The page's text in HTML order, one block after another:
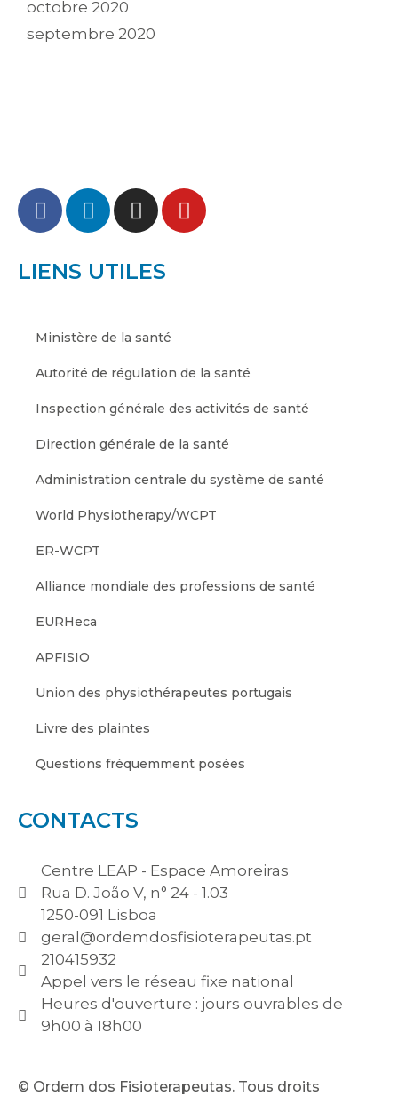
octobre 2020
septembre 2020
LIENS UTILES
Ministère de la santé
Autorité de régulation de la santé
Inspection générale des activités de santé
Direction générale de la santé
Administration centrale du système de santé
World Physiotherapy/WCPT
ER-WCPT
Alliance mondiale des professions de santé
EURHeca
APFISIO
Union des physiothérapeutes portugais
Livre des plaintes
Questions fréquemment posées
CONTACTS
Centre LEAP - Espace Amoreiras
Rua D. João V, n° 24 - 1.03
1250-091 Lisboa
geral@ordemdosfisioterapeutas.pt
210415932
Appel vers le réseau fixe national
Heures d'ouverture : jours ouvrables de
9h00 à 18h00
© Ordem dos Fisioterapeutas. Tous droits